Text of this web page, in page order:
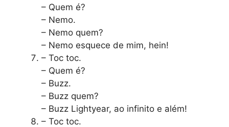
– Quem é?
– Nemo.
– Nemo quem?
– Nemo esquece de mim, hein!
– Toc toc.
– Quem é?
– Buzz.
– Buzz quem?
– Buzz Lightyear, ao infinito e além!
– Toc toc.